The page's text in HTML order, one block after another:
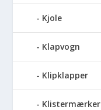
Kjole
Klapvogn
Klipklapper
Klistermærker